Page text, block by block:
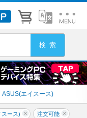
ASUS(エイスース)
スース) 注文可能